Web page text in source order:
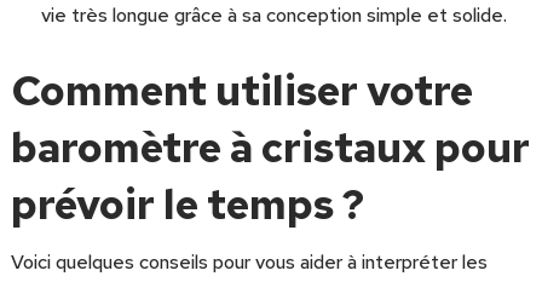
vie très longue grâce à sa conception simple et solide.
Comment utiliser votre
baromètre à cristaux pour
prévoir le temps ?
Voici quelques conseils pour vous aider à interpréter les